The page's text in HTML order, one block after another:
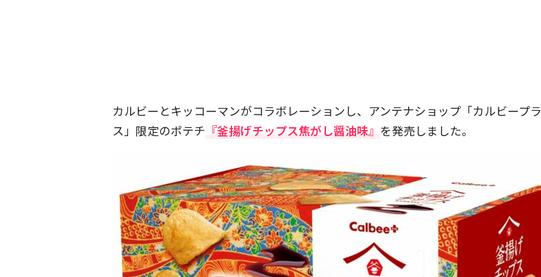
カルビーとキッコーマンがコラボレーションし、アンテナショップ「カルビープラ
ス」限定のポテチ 『釜揚げチップス焦がし醤油味』 を発売しました。